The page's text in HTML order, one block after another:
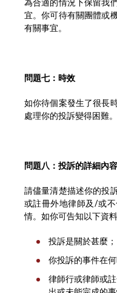
為合適的情況下保留我
宜。你可待有關團體或
有關事宜。
問題七：時效
如你待個案發生了很長
處理你的投訴變得困難。
問題八：投訴的詳細內容
請儘量清楚描述你的投
或註冊外地律師及/或
情。如你可告知以下資
投訴是關於甚麼；
你投訴的事件在何
律師行或律師或